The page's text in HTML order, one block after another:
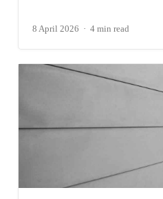
8 April 2026 4 min read